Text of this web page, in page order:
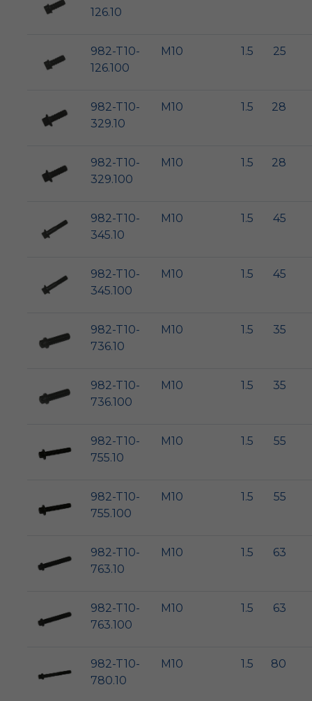
126.10
982-T10-
126.100
M10 1.5 25
982-T10-
329.10
M10 1.5 28
982-T10-
329.100
M10 1.5 28
982-T10-
345.10
M10 1.5 45
982-T10-
345.100
M10 1.5 45
982-T10-
736.10
M10 1.5 35
982-T10-
736.100
M10 1.5 35
982-T10-
755.10
M10 1.5 55
982-T10-
755.100
M10 1.5 55
982-T10-
763.10
M10 1.5 63
982-T10-
763.100
M10 1.5 63
982-T10-
780.10
M10 1.5 80